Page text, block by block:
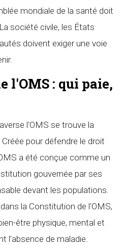
mondiale de la santé doit
société civile, les États
doivent exiger une voie
l'OMS : qui paie,
l'OMS se trouve la
pour défendre le droit
a été conçue comme un
gouvernée par ses
devant les populations.
la Constitution de l'OMS,
être physique, mental et
l'absence de maladie.